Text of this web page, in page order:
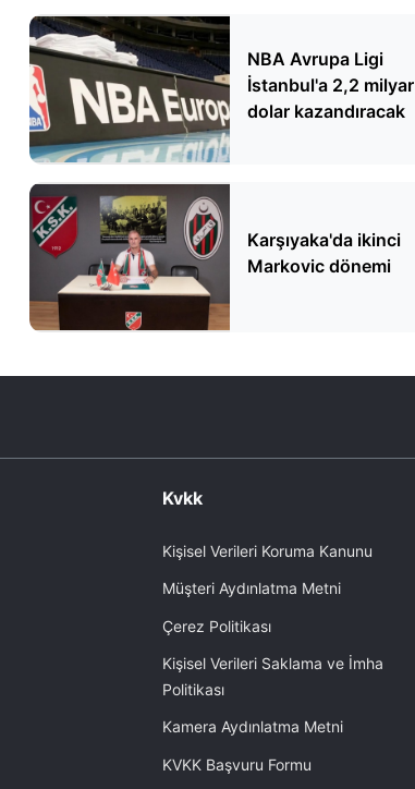
NBA Avrupa Ligi
İstanbul'a 2,2 milyar
dolar kazandıracak
Karşıyaka'da ikinci
Markovic dönemi
Kvkk
Kişisel Verileri Koruma Kanunu
Müşteri Aydınlatma Metni
Çerez Politikası
Kişisel Verileri Saklama ve İmha
Politikası
Kamera Aydınlatma Metni
KVKK Başvuru Formu